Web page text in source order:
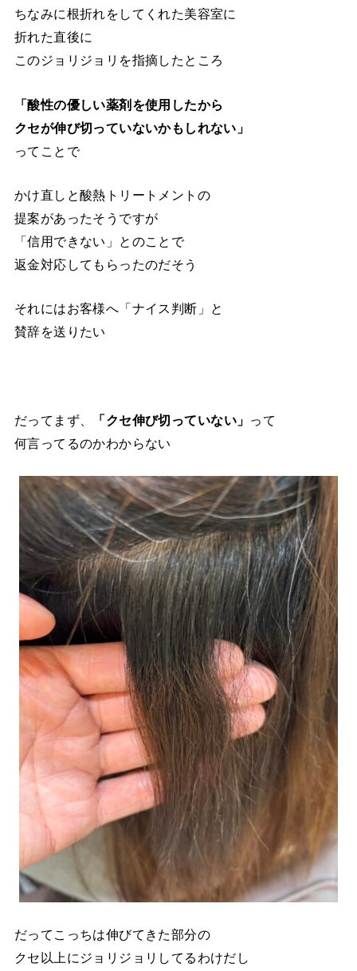
ちなみに根折れをしてくれた美容室に
折れた直後に
このジョリジョリを指摘したところ
「酸性の優しい薬剤を使用したから
クセが伸び切っていないかもしれない」
ってことで
かけ直しと酸熱トリートメントの
提案があったそうですが
「信用できない」とのことで
返金対応してもらったのだそう
それにはお客様へ「ナイス判断」と
賛辞を送りたい
だってまず、 「クセ伸び切っていない」 って
何言ってるのかわからない
だってこっちは伸びてきた部分の
クセ以上にジョリジョリしてるわけだし